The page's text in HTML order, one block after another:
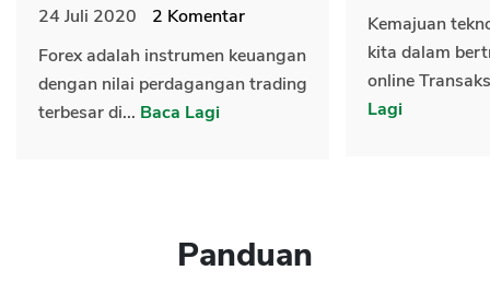
24 Juli 2020 2 Komentar
Forex adalah instrumen keuangan
dengan nilai perdagangan trading
terbesar di... Baca Lagi
Kemajuan
kita dalam
online
Lagi
Panduan